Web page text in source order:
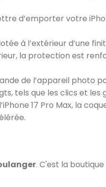
d’emporter votre
à l’extérieur d’une
la protection est
de l’appareil photo
tels que les clics et les
17 Pro Max, la
. C'est la